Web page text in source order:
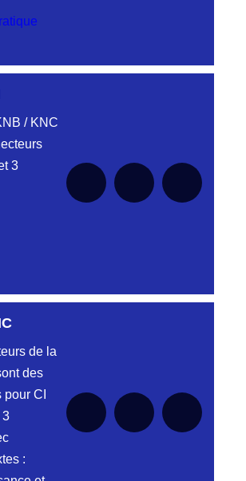
disponible pour cette série pour
/ KNC
3
disponible pour cette série pour
de la
des
CI
3
: